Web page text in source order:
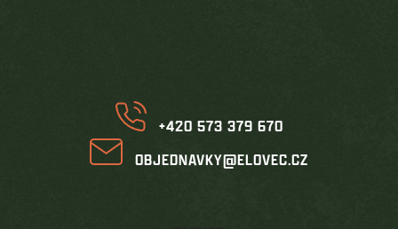
+420 573 379 670
OBJEDNAVKY@ELOVEC.CZ